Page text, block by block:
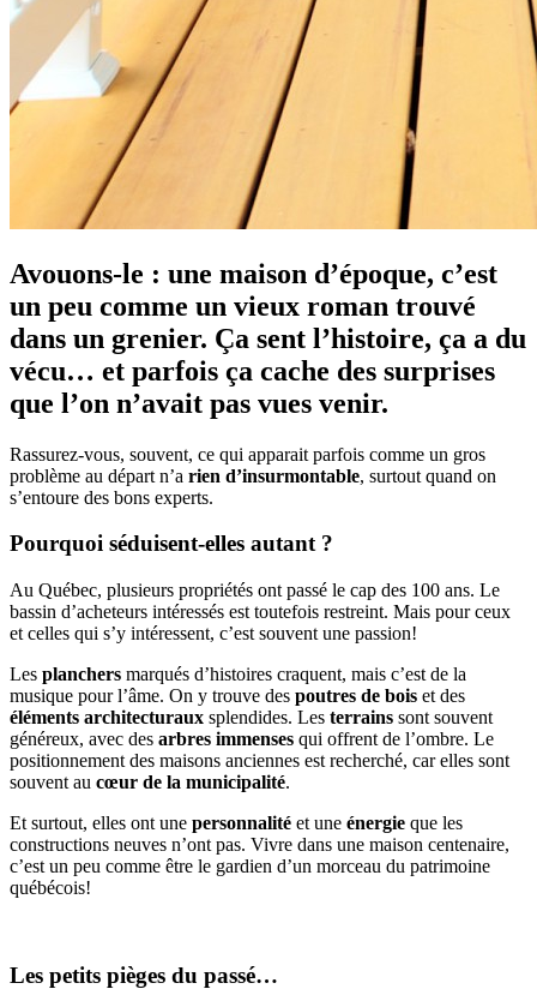
Avouons-le : une maison d’époque, c’est
un peu comme un vieux roman trouvé
dans un grenier. Ça sent l’histoire, ça a du
vécu… et parfois ça cache des surprises
que l’on n’avait pas vues venir.
Rassurez-vous, souvent, ce qui apparait parfois comme un gros
problème au départ n’a rien d’insurmontable, surtout quand on
s’entoure des bons experts.
Pourquoi séduisent-elles autant ?
Au Québec, plusieurs propriétés ont passé le cap des 100 ans. Le
bassin d’acheteurs intéressés est toutefois restreint. Mais pour ceux
et celles qui s’y intéressent, c’est souvent une passion!
Les planchers marqués d’histoires craquent, mais c’est de la
musique pour l’âme. On y trouve des poutres de bois et des
éléments architecturaux splendides. Les terrains sont souvent
généreux, avec des arbres immenses qui offrent de l’ombre. Le
positionnement des maisons anciennes est recherché, car elles sont
souvent au cœur de la municipalité.
Et surtout, elles ont une personnalité et une énergie que les
constructions neuves n’ont pas. Vivre dans une maison centenaire,
c’est un peu comme être le gardien d’un morceau du patrimoine
québécois!
Les petits pièges du passé…